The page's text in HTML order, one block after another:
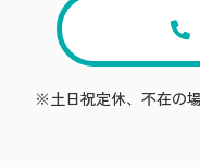
※土日祝定休、不在の